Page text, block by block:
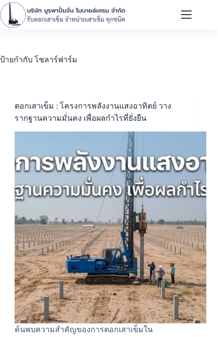
ป้ายกำกับ โซลาร์ฟาร์ม
ตอกเสาเข็ม : โครงการพลังงานแสงอาทิตย์ วาง
รากฐานความมั่นคง เพื่อผลกำไรที่ยั่งยืน
ค้นพบความสำคัญของการตอกเสาเข็มใน